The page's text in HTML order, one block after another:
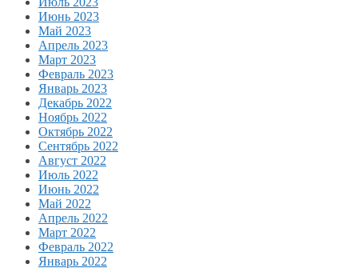
Июнь 2023
Май 2023
Апрель 2023
Март 2023
Февраль 2023
Январь 2023
Декабрь 2022
Ноябрь 2022
Октябрь 2022
Сентябрь 2022
Август 2022
Июль 2022
Июнь 2022
Май 2022
Апрель 2022
Март 2022
Февраль 2022
Январь 2022